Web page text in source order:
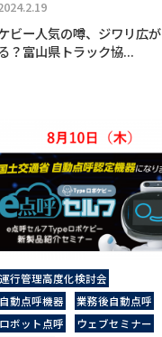
ビー人気の噂、ジワリ広が
？富山県トラック協...
運行管理高度化検討会
自動点呼機器
業務後自動点呼
ロボット点呼
ウェブセミナー